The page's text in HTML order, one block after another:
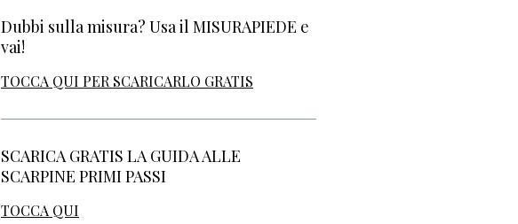
Dubbi sulla misura? Usa il MISURAPIEDE e
vai!
TOCCA QUI PER SCARICARLO GRATIS
SCARICA GRATIS LA GUIDA ALLE
SCARPINE PRIMI PASSI
TOCCA QUI